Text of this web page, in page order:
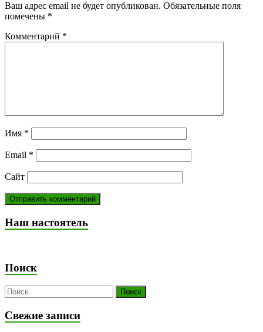
Ваш адрес email не будет опубликован. Обязательные поля
помечены *
Комментарий *
Имя *
Email *
Сайт
Наш настоятель
Поиск
Свежие записи